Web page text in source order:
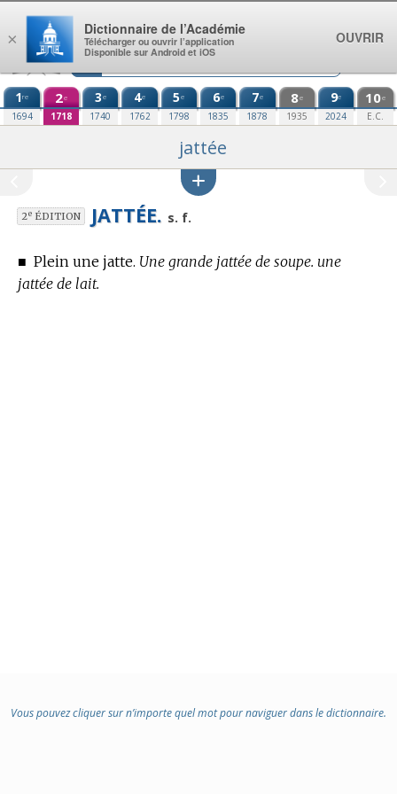
Aller au contenu
1re
1694
2e
1718
3e
1740
4e
1762
5e
1798
6e
1835
7e
1878
8e
1935
9e
2024
10e
E.C.
jattée
2eÉDITION JATTÉE. s. f.
■ Plein une jatte. Une grande jattée de soupe. une
jattée de lait.
Vous pouvez cliquer sur n’importe quel mot pour naviguer dans le dictionnaire.
×
Dictionnaire de l’Académie
Télécharger ou ouvrir l’application
Disponible sur Android et iOS
OUVRIR